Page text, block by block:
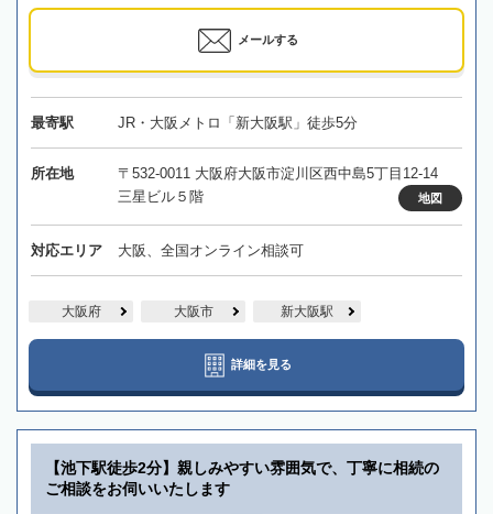
メールする
最寄駅 JR・大阪メトロ「新大阪駅」徒歩5分
所在地
〒532-0011 大阪府大阪市淀川区西中島5丁目12-14
三星ビル５階
地図
対応エリア 大阪、全国オンライン相談可
大阪府 大阪市 新大阪駅
詳細を見る
【池下駅徒歩2分】親しみやすい雰囲気で、丁寧に相続の
ご相談をお伺いいたします